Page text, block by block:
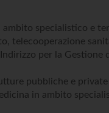
specialistico e
telecooperazione
per la
pubbliche e
in ambito